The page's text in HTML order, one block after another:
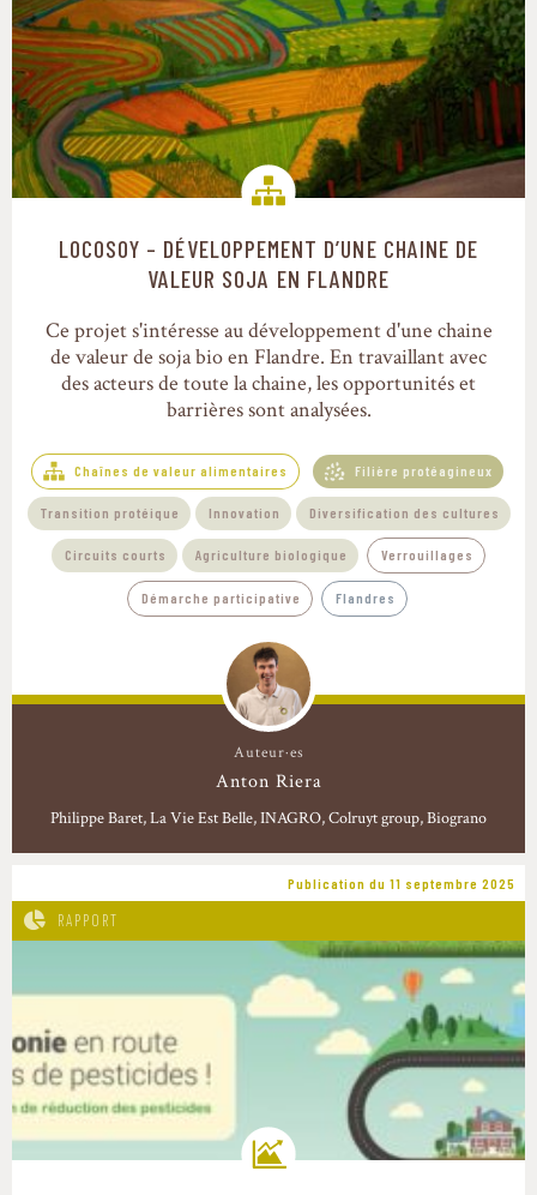
Chaînes de valeur alimentaires
LOCOSOY – DÉVELOPPEMENT D’UNE CHAINE DE
VALEUR SOJA EN FLANDRE
Ce projet s'intéresse au développement d'une chaine
de valeur de soja bio en Flandre. En travaillant avec
des acteurs de toute la chaine, les opportunités et
barrières sont analysées.
Chaînes de valeur alimentaires Filière protéagineux
Transition protéique Innovation Diversification des cultures
Circuits courts Agriculture biologique Verrouillages
Démarche participative Flandres
Auteur·es
Anton Riera
Philippe Baret La Vie Est Belle, INAGRO, Colruyt group, Biograno
Publication du 11 septembre 2025
RAPPORT